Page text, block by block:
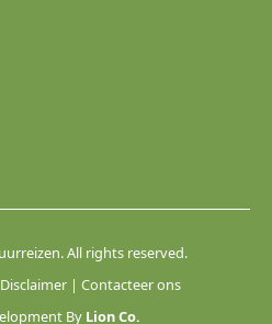
All rights reserved.
Disclaimer | Contacteer ons
By Lion Co.